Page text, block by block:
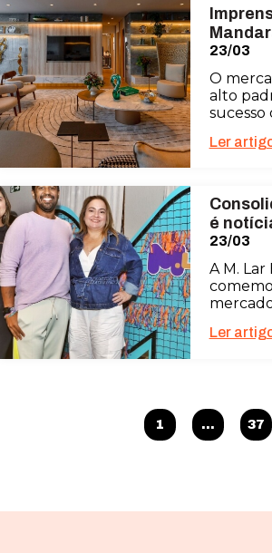
23/03
O
alto
sucesso
Ler
é
23/03
A M.
Ler
1 … 37